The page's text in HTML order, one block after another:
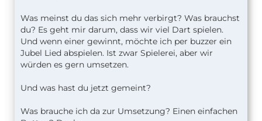
Was meinst du das sich mehr verbirgt? Was brauchst
du? Es geht mir darum, dass wir viel Dart spielen.
Und wenn einer gewinnt, möchte ich per buzzer ein
Jubel Lied abspielen. Ist zwar Spielerei, aber wir
würden es gern umsetzen.
Und was hast du jetzt gemeint?
Was brauche ich da zur Umsetzung? Einen einfachen